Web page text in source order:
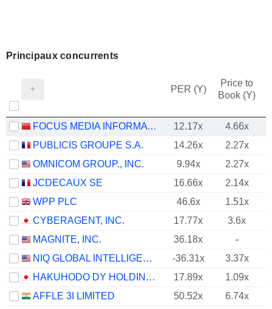
Principaux concurrents
PER (Y)
Price to
Book (Y)
FOCUS MEDIA INFORMATION TECHNOLOGY CO., LTD. 12.17x
4.66x
PUBLICIS GROUPE S.A.
14.26x
2.27x
OMNICOM GROUP., INC.
9.94x
2.27x
JCDECAUX SE
16.66x
2.14x
WPP PLC
46.6x
1.51x
CYBERAGENT, INC.
17.77x
3.6x
MAGNITE, INC.
36.18x
-
NIQ GLOBAL INTELLIGENCE PLC
-36.31x
3.37x
HAKUHODO DY HOLDINGS INC
17.89x
1.09x
AFFLE 3I LIMITED
50.52x
6.74x